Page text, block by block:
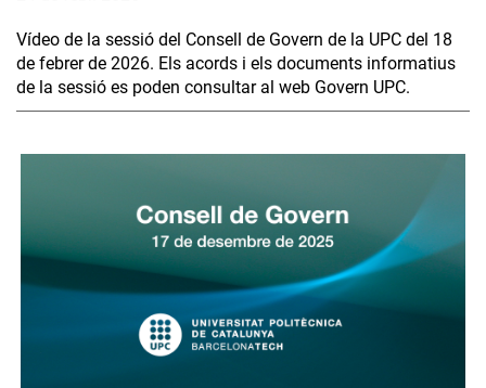
Vídeo de la sessió del Consell de Govern de la UPC del 18
de febrer de 2026. Els acords i els documents informatius
de la sessió es poden consultar al web Govern UPC.